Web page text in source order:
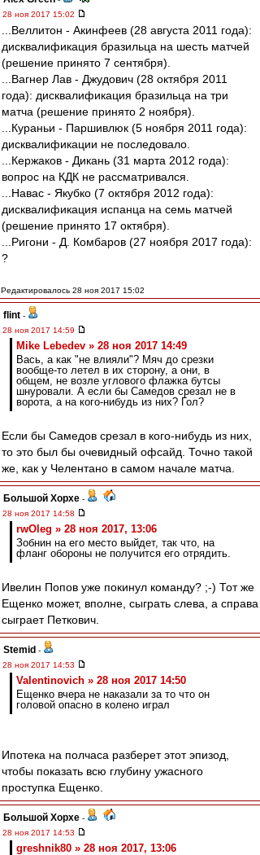
28 ноя 2017 15:02
...Веллитон - Акинфеев (28 августа 2011 года):
дисквалификация бразильца на шесть матчей
(решение принято 7 сентября).
...Вагнер Лав - Джудович (28 октября 2011
года): дисквалификация бразильца на три
матча (решение принято 2 ноября).
...Кураньи - Паршивлюк (5 ноября 2011 года):
дисквалификации не последовало.
...Кержаков - Дикань (31 марта 2012 года):
вопрос на КДК не рассматривался.
...Навас - Якубко (7 октября 2012 года):
дисквалификация испанца на семь матчей
(решение принято 17 октября).
...Ригони - Д. Комбаров (27 ноября 2017 года):
?
Редактировалось 28 ноя 2017 15:02
flint -
28 ноя 2017 14:59
Mike Lebedev » 28 ноя 2017 14:49
Вась, а как "не влияли"? Мяч до срезки
вообще-то летел в их сторону, а они, в
общем, не возле углового флажка бутсы
шнуровали. А если бы Самедов срезал не в
ворота, а на кого-нибудь из них? Гол?
Если бы Самедов срезал в кого-нибудь из них,
то это был бы очевидный офсайд. Точно такой
же, как у Челентано в самом начале матча.
Большой Хорхе -
28 ноя 2017 14:58
rwOleg » 28 ноя 2017, 13:06
Зобнин на его место выйдет, так что, на
фланг обороны не получится его отрядить.
Ивелин Попов уже покинул команду? ;-) Тот же
Ещенко может, вполне, сыграть слева, а справа
сыграет Петкович.
Stemid -
28 ноя 2017 14:53
Valentinovich » 28 ноя 2017 14:50
Ещенко вчера не наказали за то что он
головой опасно в колено играл
Ипотека на полчаса разберет этот эпизод,
чтобы показать всю глубину ужасного
проступка Ещенко.
Большой Хорхе -
28 ноя 2017 14:53
greshnik80 » 28 ноя 2017, 13:06